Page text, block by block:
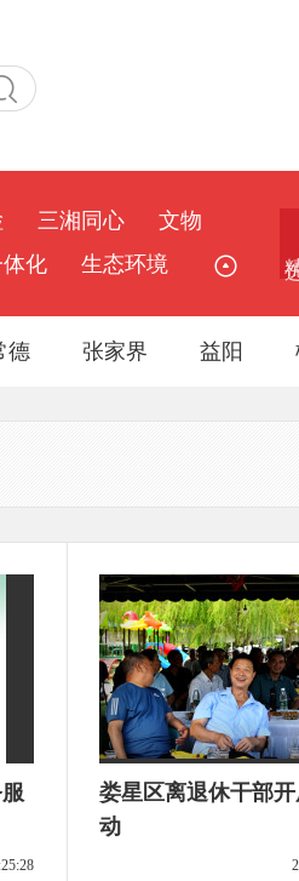
三湘同心
文物
化 生态环境
德 张家界 益阳
娄星区离退休干部
动